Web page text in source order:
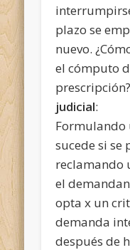
plazo se
nuevo.
el cómputo
judicial:
Formulando
sucede si se
reclamando
el
opta x un
demanda
después de